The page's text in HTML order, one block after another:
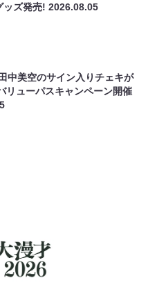
ッズ発売!2026.08.05
中美空のサイン入りチェキが
リューパスキャンペーン開催